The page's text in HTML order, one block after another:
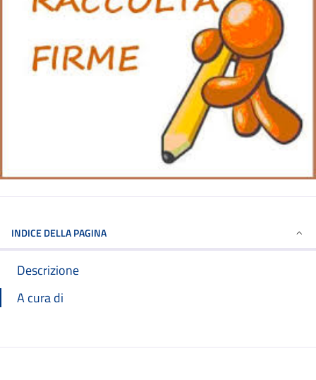
INDICE DELLA PAGINA
Descrizione
A cura di